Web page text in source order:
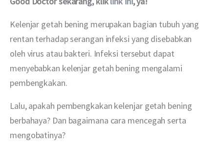
Kelenjar getah bening merupakan bagian tubuh yang
rentan terhadap serangan infeksi yang disebabkan
oleh virus atau bakteri. Infeksi tersebut dapat
menyebabkan kelenjar getah bening mengalami
pembengkakan.
Lalu, apakah pembengkakan kelenjar getah bening
berbahaya? Dan bagaimana cara mencegah serta
mengobatinya?